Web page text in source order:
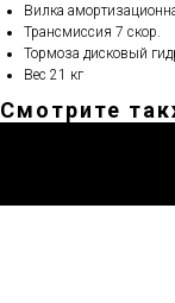
Вилка
Трансмиссия 7 скор.
Тормоза дисковый
Вес 21 кг
Смотрите